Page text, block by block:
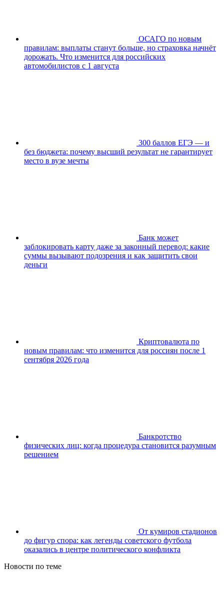
ОСАГО по новым
правилам: выплаты станут больше, но страховка начнёт
дорожать. Что изменится для российских
автомобилистов с 1 августа
300 баллов ЕГЭ — и
без бюджета: почему высший результат не гарантирует
место в вузе мечты
Банк может
заблокировать карту даже за законный перевод: какие
суммы вызывают подозрения и как защитить свои
деньги
Криптовалюта по
новым правилам: что изменится для россиян после 1
сентября 2026 года
Банкротство
физических лиц: когда процедура становится разумным
решением
От кумиров стадионов
до фигур спора: как легенды советского футбола
оказались в центре политического конфликта
Новости по теме